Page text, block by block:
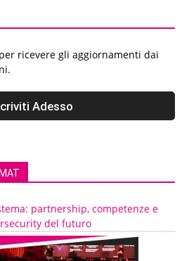
ricevere gli aggiornamenti dai
partnership, competenze e
del futuro